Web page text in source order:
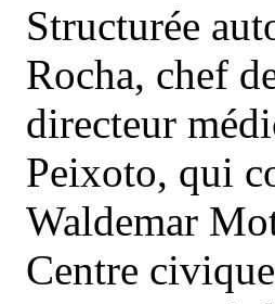
Structurée
Rocha, chef
directeur
Peixoto, qui
Waldemar
Centre